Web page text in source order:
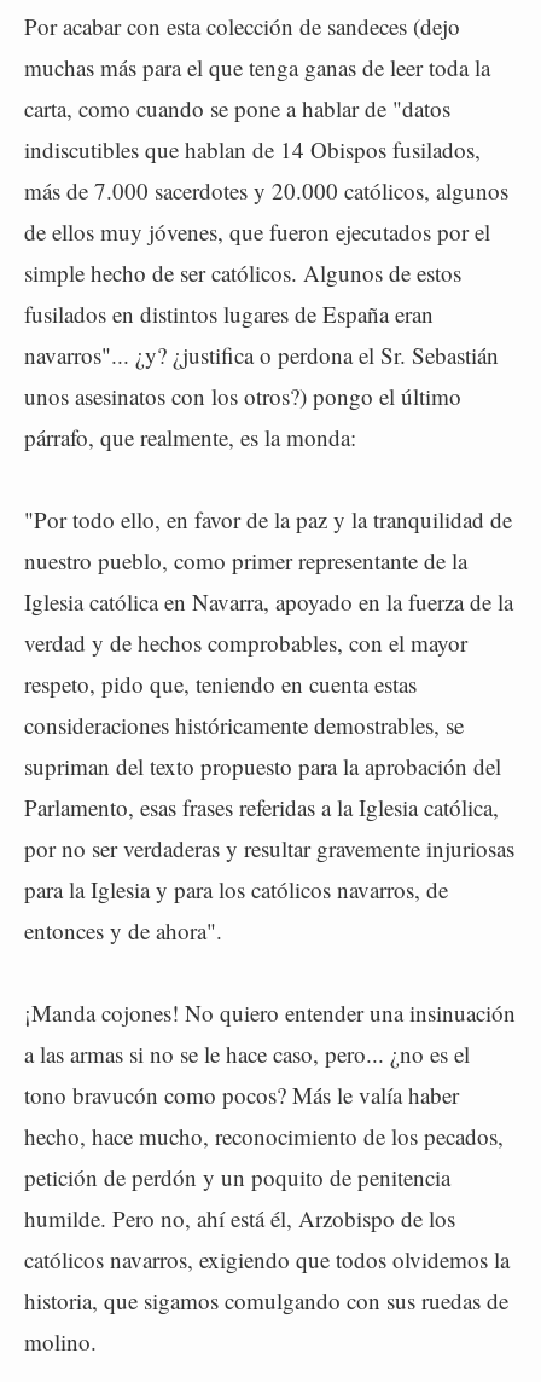
Por acabar con esta colección de sandeces (dejo
muchas más para el que tenga ganas de leer toda la
carta, como cuando se pone a hablar de "datos
indiscutibles que hablan de 14 Obispos fusilados,
más de 7.000 sacerdotes y 20.000 católicos, algunos
de ellos muy jóvenes, que fueron ejecutados por el
simple hecho de ser católicos. Algunos de estos
fusilados en distintos lugares de España eran
navarros"... ¿y? ¿justifica o perdona el Sr. Sebastián
unos asesinatos con los otros?) pongo el último
párrafo, que realmente, es la monda:
"Por todo ello, en favor de la paz y la tranquilidad de
nuestro pueblo, como primer representante de la
Iglesia católica en Navarra, apoyado en la fuerza de la
verdad y de hechos comprobables, con el mayor
respeto, pido que, teniendo en cuenta estas
consideraciones históricamente demostrables, se
supriman del texto propuesto para la aprobación del
Parlamento, esas frases referidas a la Iglesia católica,
por no ser verdaderas y resultar gravemente injuriosas
para la Iglesia y para los católicos navarros, de
entonces y de ahora".
¡Manda cojones! No quiero entender una insinuación
a las armas si no se le hace caso, pero... ¿no es el
tono bravucón como pocos? Más le valía haber
hecho, hace mucho, reconocimiento de los pecados,
petición de perdón y un poquito de penitencia
humilde. Pero no, ahí está él, Arzobispo de los
católicos navarros, exigiendo que todos olvidemos la
historia, que sigamos comulgando con sus ruedas de
molino.